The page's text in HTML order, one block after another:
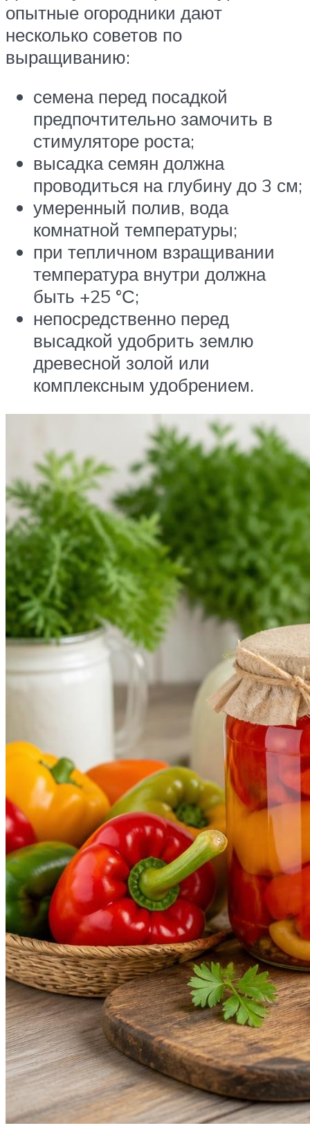
опытные огородники дают
несколько советов по
выращиванию:
семена перед посадкой
предпочтительно замочить в
стимуляторе роста;
высадка семян должна
проводиться на глубину до 3 см;
умеренный полив, вода
комнатной температуры;
при тепличном взращивании
температура внутри должна
быть +25 °С;
непосредственно перед
высадкой удобрить землю
древесной золой или
комплексным удобрением.